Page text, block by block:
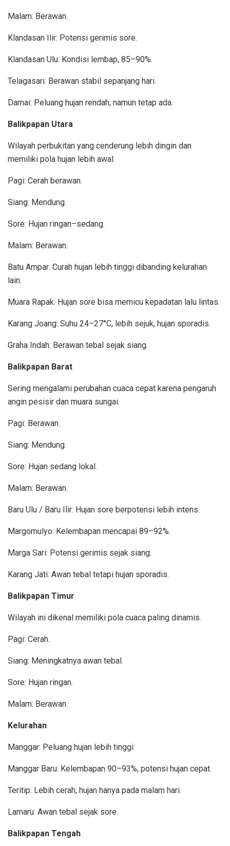
Malam: Berawan.
Klandasan Ilir: Potensi gerimis sore.
Klandasan Ulu: Kondisi lembap, 85–90%.
Telagasari: Berawan stabil sepanjang hari.
Damai: Peluang hujan rendah, namun tetap ada.
Balikpapan Utara
Wilayah perbukitan yang cenderung lebih dingin dan
memiliki pola hujan lebih awal.
Pagi: Cerah berawan.
Siang: Mendung.
Sore: Hujan ringan–sedang.
Malam: Berawan.
Batu Ampar: Curah hujan lebih tinggi dibanding kelurahan
lain.
Muara Rapak: Hujan sore bisa memicu kepadatan lalu lintas.
Karang Joang: Suhu 24–27°C, lebih sejuk, hujan sporadis.
Graha Indah: Berawan tebal sejak siang.
Balikpapan Barat
Sering mengalami perubahan cuaca cepat karena pengaruh
angin pesisir dan muara sungai.
Pagi: Berawan.
Siang: Mendung.
Sore: Hujan sedang lokal.
Malam: Berawan.
Baru Ulu / Baru Ilir: Hujan sore berpotensi lebih intens.
Margomulyo: Kelembapan mencapai 89–92%.
Marga Sari: Potensi gerimis sejak siang.
Karang Jati: Awan tebal tetapi hujan sporadis.
Balikpapan Timur
Wilayah ini dikenal memiliki pola cuaca paling dinamis.
Pagi: Cerah.
Siang: Meningkatnya awan tebal.
Sore: Hujan ringan.
Malam: Berawan.
Kelurahan
Manggar: Peluang hujan lebih tinggi.
Manggar Baru: Kelembapan 90–93%, potensi hujan cepat.
Teritip: Lebih cerah, hujan hanya pada malam hari.
Lamaru: Awan tebal sejak sore.
Balikpapan Tengah